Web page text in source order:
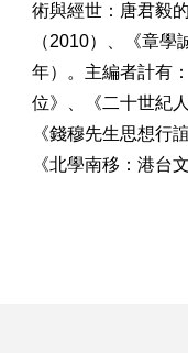
術與經世：唐君毅
（2010）、《章
年）。主編者計有
位》、《二十世紀
《錢穆先生思想行
《北學南移：港台